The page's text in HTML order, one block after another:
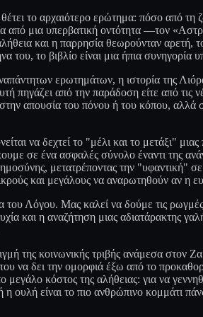
το αρχαιότερο ερώτημα: πόσο από τη
από μια υπερβατική οντότητα —τον
και η παρρησία θεωρούνταν αρετή,
το βιβλίο είναι μια ήπια συνηγορία
ερωτημάτων, η ιστορία της
από την παράδοση είτε από τις
απουσία του πόνου ή του κόπου,
να δεχτεί το "μέλι και το μετάξι"
σε ένα ασφαλές σύνολο έναντι της
μετατρέποντας την "υφαντική"
και μεγάλους να αναρωτηθούν αν η
Λόγου. Μας καλεί να δούμε τις
και η αναζήτηση μιας αδιατάρακτης
της κοινωνικής τριβής ανάμεσα στον
να δει την ομορφιά έξω από το
κόστος της αλήθειας: για να
η ουλή είναι το πιο ανθρώπινο κομμάτι